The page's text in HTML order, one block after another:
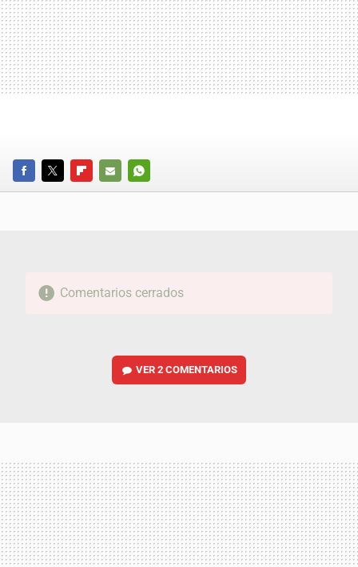
FACEBOOKTWITTERFLIPBOARD
E-
WHATSAPP
Comentarios cerrados
VER2 COMENTARIOS